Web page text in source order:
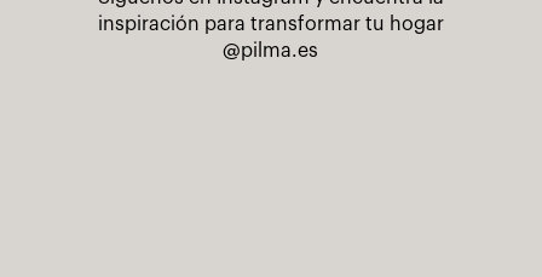
inspiración para transformar tu hogar
@pilma.es